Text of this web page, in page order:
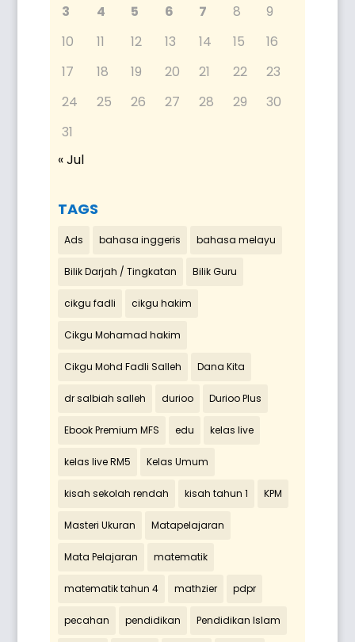
3 4 5 6 7 8
9
10
11 12 13 14 15
16
17
18 19 20 21 22
23
24
25 26 27 28 29
30
31
« Jul
TAGS
Ads bahasa inggeris bahasa melayu
Bilik Darjah / Tingkatan Bilik Guru
cikgu fadli cikgu hakim
Cikgu Mohamad hakim
Cikgu Mohd Fadli Salleh Dana Kita
dr salbiah salleh durioo Durioo Plus
Ebook Premium MFS edu kelas live
kelas live RM5 Kelas Umum
kisah sekolah rendah kisah tahun 1 KPM
Masteri Ukuran Matapelajaran
Mata Pelajaran matematik
matematik tahun 4 mathzier pdpr
pecahan pendidikan Pendidikan Islam